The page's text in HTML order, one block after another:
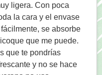
ligera. Con poca
la cara y el envase
se absorbe
que me puede.
que te pondrías
y no se hace